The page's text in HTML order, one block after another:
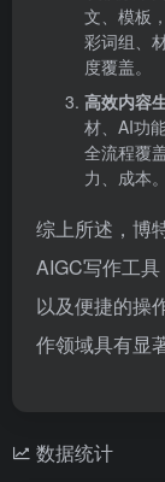
文、模板
彩词组、
度覆盖。
高效内容
材、AI功
全流程覆
力、成本。
综上所述，博
AIGC写作工
以及便捷的操
作领域具有显
数据统计